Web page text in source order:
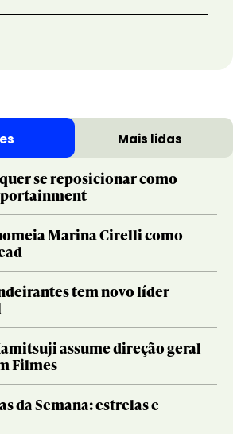
Mais lidas
se reposicionar como
Marina Cirelli como
tem novo líder
assume direção geral
Filmes
da Semana: estrelas e